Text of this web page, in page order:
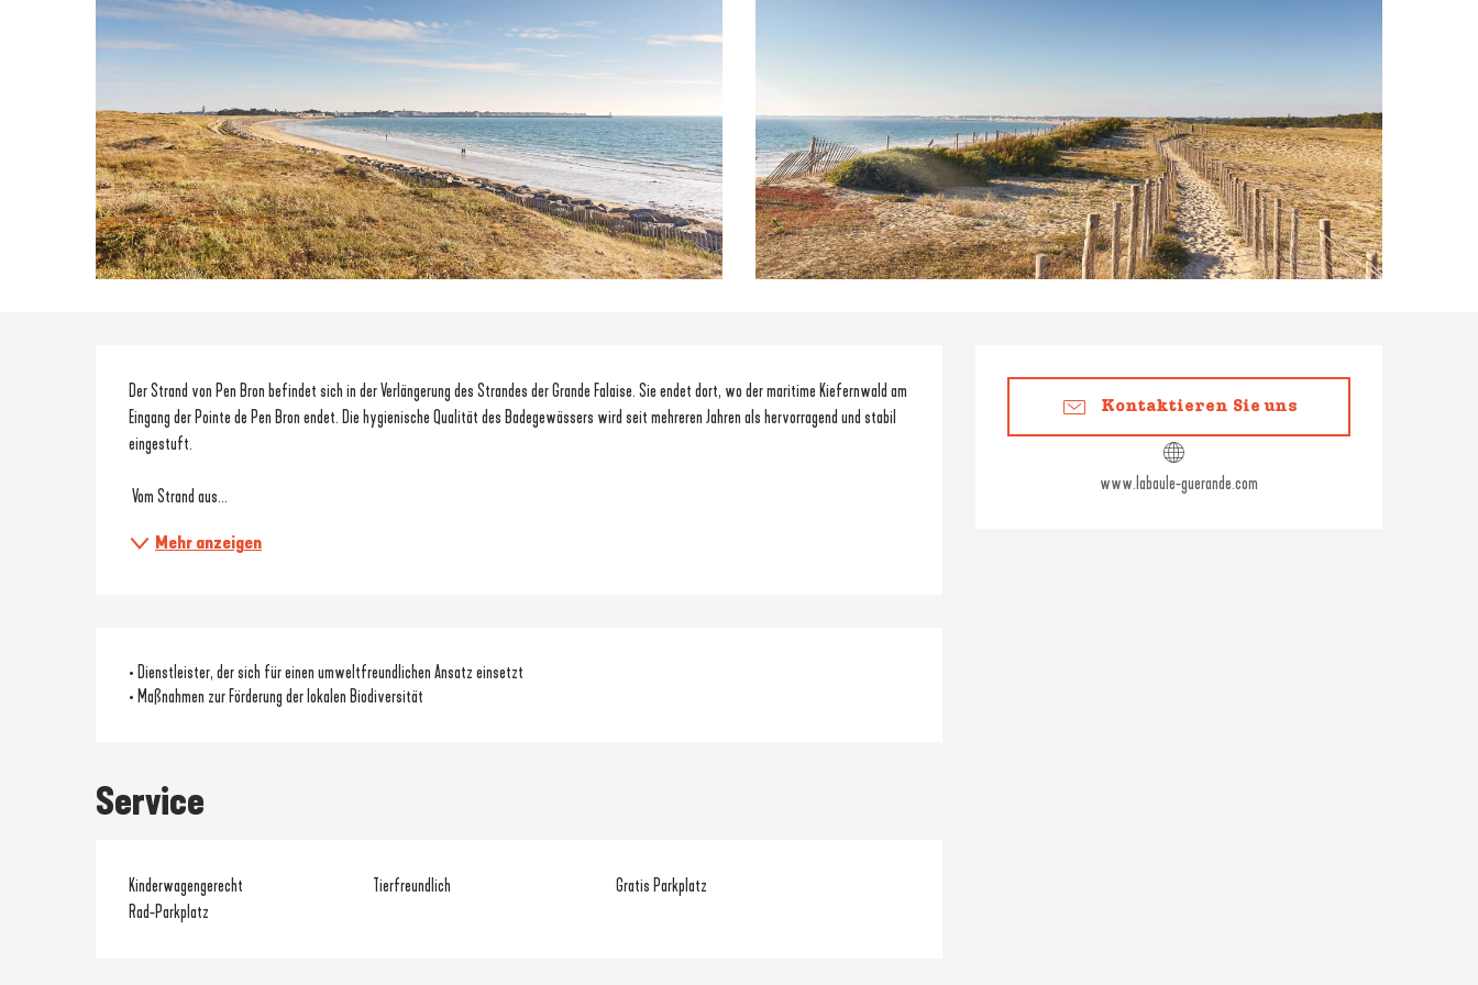
Öffnungszeiten &
Kontaktieren Sie uns
www.labaule-guerande.com
Beschreibung
Der Strand von Pen Bron befindet sich in der Verlängerung des Strandes der Grande Falaise. Sie endet dort, wo der maritime Kiefernwald am
Eingang der Pointe de Pen Bron endet. Die hygienische Qualität des Badegewässers wird seit mehreren Jahren als hervorragend und stabil
eingestuft.
Vom Strand aus...
Mehr anzeigen
• Dienstleister, der sich für einen umweltfreundlichen Ansatz einsetzt
• Maßnahmen zur Förderung der lokalen Biodiversität
Service
Kinderwagengerecht Tierfreundlich
Gratis Parkplatz
Rad-Parkplatz